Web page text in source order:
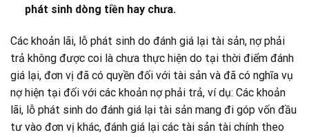
phát sinh dòng tiền hay chưa.
Các khoản lãi, lỗ phát sinh do đánh giá lại tài sản, nợ phải
trả không được coi là chưa thực hiện do tại thời điểm đánh
giá lại, đơn vị đã có quyền đối với tài sản và đã có nghĩa vụ
nợ hiện tại đối với các khoản nợ phải trả, ví dụ: Các khoản
lãi, lỗ phát sinh do đánh giá lại tài sản mang đi góp vốn đầu
tư vào đơn vị khác, đánh giá lại các tài sản tài chính theo